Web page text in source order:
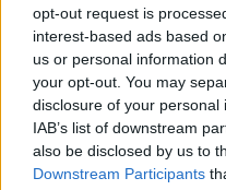
opt-out request is
interest-based ads based
us or personal information
your opt-out. You may
disclosure of your
IAB’s list of downstream
also be disclosed by us to
Downstream Participants
rendelkezésre álló
előadóművészek, akik a
veszélyhelyzet ideje alatt
szociális támogatást,
személyeket is eltartanak.